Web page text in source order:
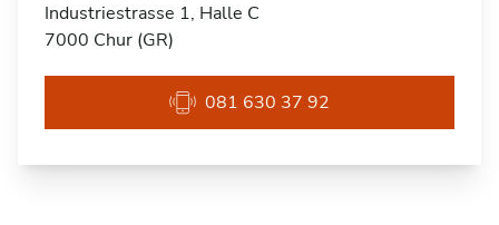
Industriestrasse 1, Halle C
7000 Chur (GR)
081 630 37 92